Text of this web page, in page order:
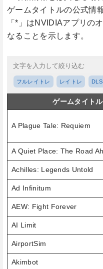
ゲームタイトルの公式情
「*」はNVIDIAアプリの
なることを示します。
フルレイトレ レイトレ
ゲームタイトル
A Plague Tale: Requiem
A Quiet Place: The Road
Achilles: Legends Untold
Ad Infinitum
AEW: Fight Forever
AI Limit
AirportSim
Akimbot